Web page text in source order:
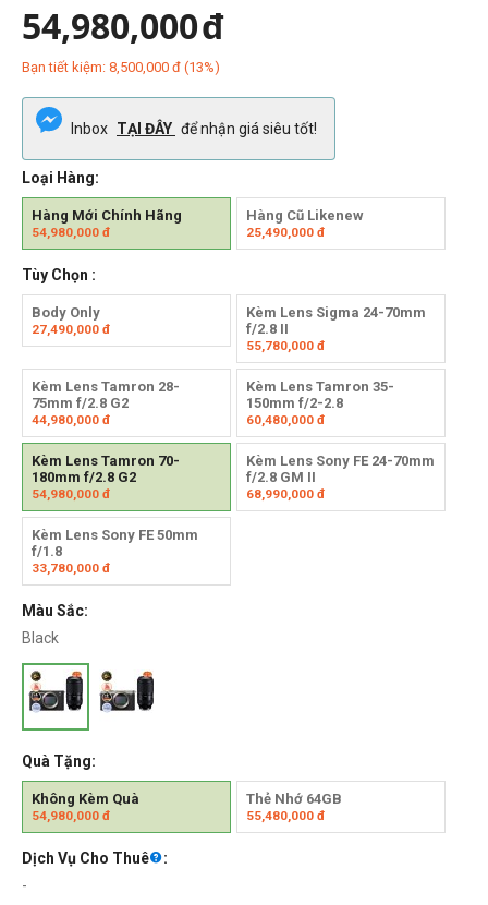
54,980,000đ
Bạn tiết kiệm: 8,500,000 đ (13%)
Inbox TẠI ĐÂY để nhận giá siêu tốt!
Loại Hàng:
Hàng Mới Chính Hãng
54,980,000 đ
Hàng Cũ Likenew
25,490,000đ
Tùy Chọn :
Body Only
27,490,000 đ
Kèm Lens Sigma 24-70mm
f/2.8 II
55,780,000đ
Kèm Lens Tamron 28-
75mm f/2.8 G2
44,980,000 đ
Kèm Lens Tamron 35-
150mm f/2-2.8
60,480,000đ
Kèm Lens Tamron 70-
180mm f/2.8 G2
54,980,000 đ
Kèm Lens Sony FE 24-70mm
f/2.8 GM II
68,990,000đ
Kèm Lens Sony FE 50mm
f/1.8
33,780,000 đ
Màu Sắc:
Black
Quà Tặng:
Không Kèm Quà
54,980,000 đ
Thẻ Nhớ 64GB
55,480,000đ
Dịch Vụ Cho Thuê
:
-